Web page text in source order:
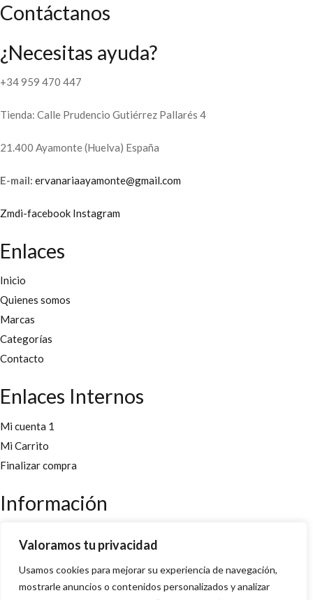
Valoramos tu privacidad
Usamos cookies para mejorar su experiencia de navegación,
mostrarle anuncios o contenidos personalizados y analizar
Contáctanos
¿Necesitas ayuda?
+34 959 470 447
Tienda: Calle Prudencio Gutiérrez Pallarés 4
21.400 Ayamonte (Huelva) España
E-mail: ervanariaayamonte@gmail.com
Zmdi-facebook Instagram
Enlaces
Inicio
Quienes somos
Marcas
Categorías
Contacto
Enlaces Internos
Mi cuenta 1
Mi Carrito
Finalizar compra
Información
Políticas y cookies
Política de privacidad y condiciones